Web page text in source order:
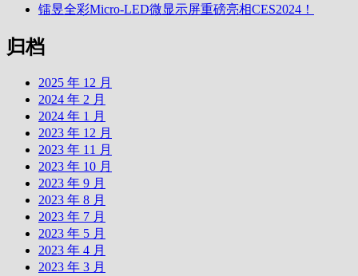
镭昱全彩Micro-LED微显示屏重磅亮相CES2024！
归档
2025 年 12 月
2024 年 2 月
2024 年 1 月
2023 年 12 月
2023 年 11 月
2023 年 10 月
2023 年 9 月
2023 年 8 月
2023 年 7 月
2023 年 5 月
2023 年 4 月
2023 年 3 月